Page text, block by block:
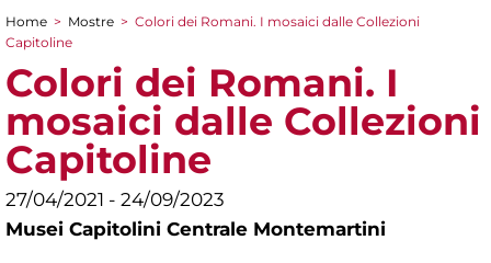
Tu sei qui
Home > Mostre > Colori dei Romani. I mosaici dalle Collezioni
Capitoline
Colori dei Romani. I
mosaici dalle Collezioni
Capitoline
27/04/2021 - 24/09/2023
Musei Capitolini Centrale Montemartini